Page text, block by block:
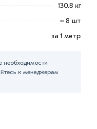
на кнопку
Труба профильная
130.8 кг
≈ 8 шт
за 1 метр
необходимости
к менеджерам